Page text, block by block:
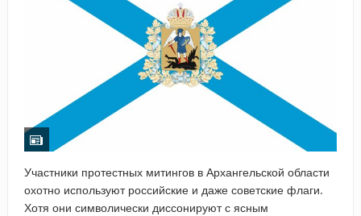
Участники протестных митингов в Архангельской области
охотно используют российские и даже советские флаги.
Хотя они символически диссонируют с ясным